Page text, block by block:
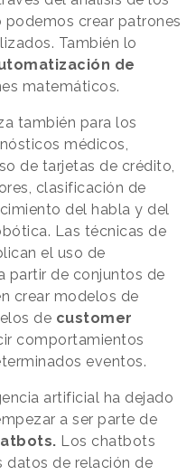
crear patrones
También lo
de
matemáticos.
también para los
médicos,
de tarjetas de crédito,
clasificación de
del habla y del
Las técnicas de
el uso de
partir de conjuntos de
crear modelos de
de customer
comportamientos
eventos.
artificial ha dejado
a ser parte de
Los chatbots
datos de relación de